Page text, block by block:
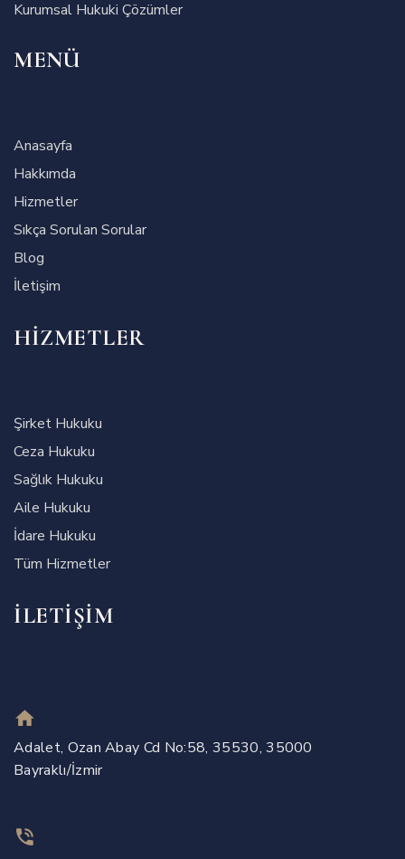
Kurumsal Hukuki Çözümler
MENÜ
Anasayfa
Hakkımda
Hizmetler
Sıkça Sorulan Sorular
Blog
İletişim
HIZMETLER
Şirket Hukuku
Ceza Hukuku
Sağlık Hukuku
Aile Hukuku
İdare Hukuku
Tüm Hizmetler
İLETIŞIM
Adalet, Ozan Abay Cd No:58, 35530, 35000
Bayraklı/İzmir